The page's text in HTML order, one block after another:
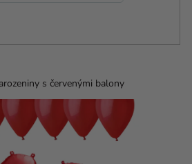
s červenými balony